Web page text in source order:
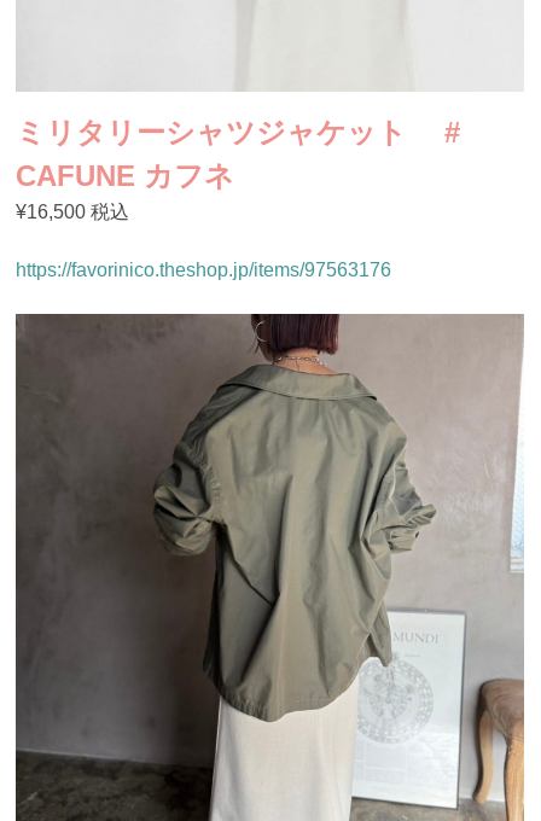
ミリタリーシャツジャケット #
CAFUNE カフネ
¥16,500 税込
https://favorinico.theshop.jp/items/97563176